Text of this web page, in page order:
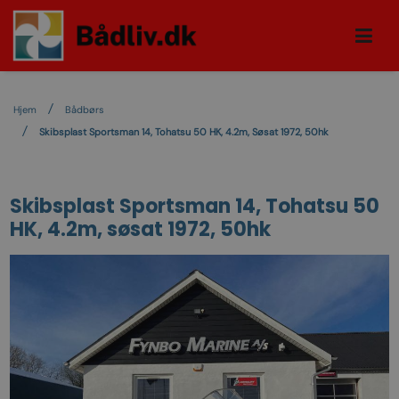
Hjem
Bådbørs
Skibsplast Sportsman 14, Tohatsu 50 HK, 4.2m, Søsat 1972, 50hk
Skibsplast Sportsman 14, Tohatsu 50
HK, 4.2m, søsat 1972, 50hk